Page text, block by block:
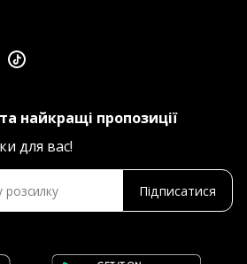
найкращі пропозиції
для вас!
Підписатися